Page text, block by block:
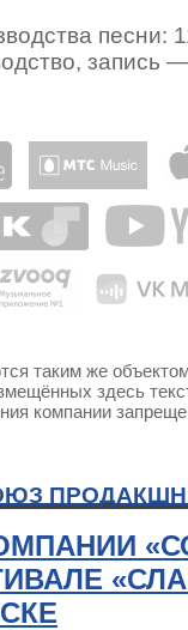
песни:
запись
таким же
здесь
компании